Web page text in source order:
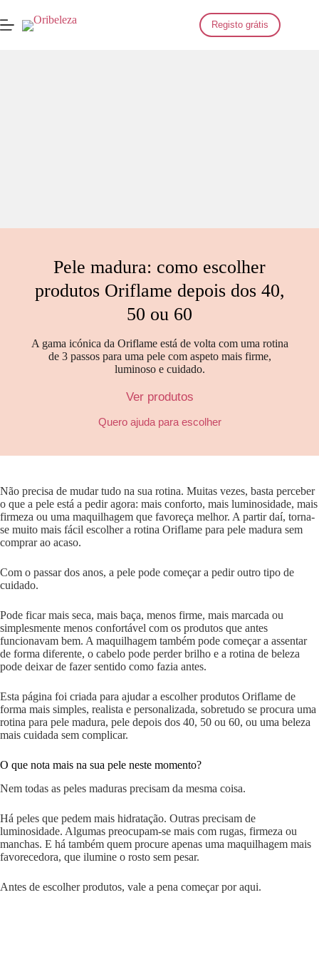
para
o
Registo grátis
Pele madura: como escolher
produtos Oriflame depois dos 40,
50 ou 60
A gama icónica da Oriflame está de volta com uma rotina
de 3 passos para uma pele com aspeto mais firme,
luminoso e cuidado.
Ver produtos
Quero ajuda para escolher
Não precisa de mudar tudo na sua rotina. Muitas vezes, basta perceber
o que a pele está a pedir agora: mais conforto, mais luminosidade, mais
firmeza ou uma maquilhagem que favoreça melhor. A partir daí, torna-
se muito mais fácil escolher a rotina Oriflame para pele madura sem
comprar ao acaso.
Com o passar dos anos, a pele pode começar a pedir outro tipo de
cuidado.
Pode ficar mais seca, mais baça, menos firme, mais marcada ou
simplesmente menos confortável com os produtos que antes
funcionavam bem. A maquilhagem também pode começar a assentar
de forma diferente, o cabelo pode perder brilho e a rotina de beleza
pode deixar de fazer sentido como fazia antes.
Esta página foi criada para ajudar a escolher produtos Oriflame de
forma mais simples, realista e personalizada, sobretudo se procura uma
rotina para pele madura, pele depois dos 40, 50 ou 60, ou uma beleza
mais cuidada sem complicar.
O que nota mais na sua pele neste momento?
Nem todas as peles maduras precisam da mesma coisa.
Há peles que pedem mais hidratação. Outras precisam de
luminosidade. Algumas preocupam-se mais com rugas, firmeza ou
manchas. E há também quem procure apenas uma maquilhagem mais
favorecedora, que ilumine o rosto sem pesar.
Antes de escolher produtos, vale a pena começar por aqui.